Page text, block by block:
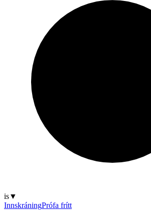
is▼
InnskráningPrófa frítt